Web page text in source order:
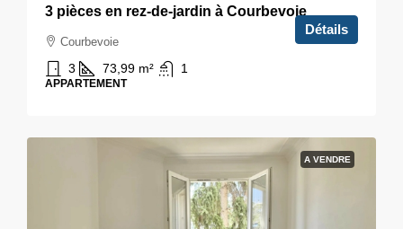
3 pièces en rez-de-jardin à Courbevoie
Courbevoie
3 73,99 m² 1
APPARTEMENT
Détails
A VENDRE